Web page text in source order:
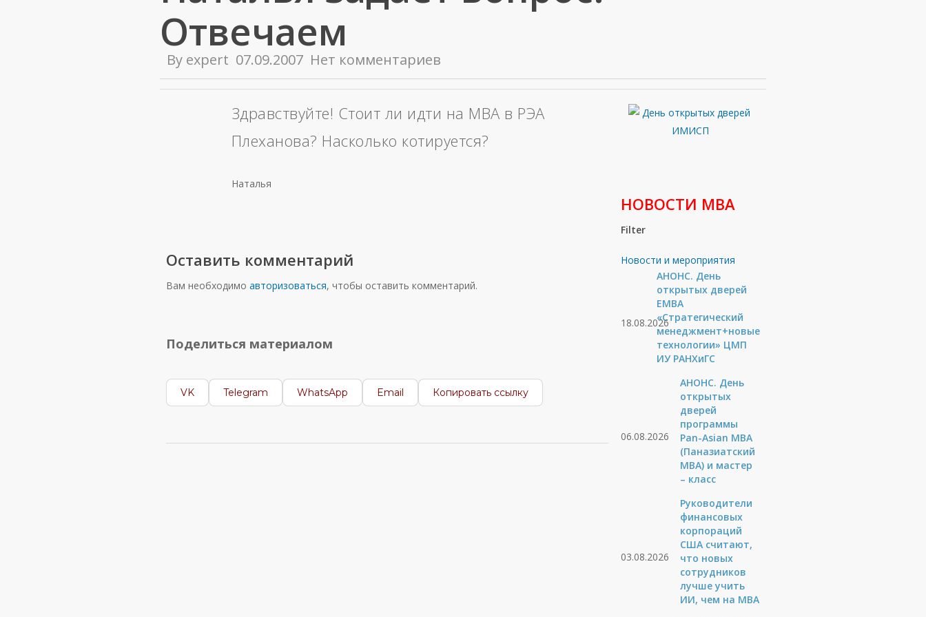
Отвечаем
By expert 07.09.2007 Нет комментариев
Здравствуйте! Стоит ли идти на MBA в РЭА
Плеханова? Насколько котируется?
Наталья
Оставить комментарий
Вам необходимо авторизоваться, чтобы оставить комментарий.
Поделиться материалом
VK Telegram WhatsApp Email Копировать ссылку
НОВОСТИ МВА
Filter
Новости и мероприятия
18.08.2026
АНОНС. День
открытых дверей
ЕМВА
«Стратегический
менеджмент+новые
технологии» ЦМП
ИУ РАНХиГС
06.08.2026
АНОНС. День
открытых
дверей
программы
Pan-Asian MBA
(Паназиатский
MBA) и мастер
– класс
03.08.2026
Руководители
финансовых
корпораций
США считают,
что новых
сотрудников
лучше учить
ИИ, чем на МВА